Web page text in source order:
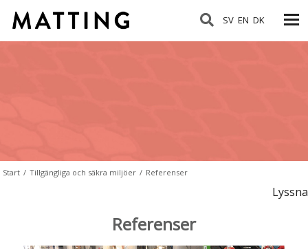
SV EN DK
Start / Tillgängliga och säkra miljöer / Referenser
Lyssna
Referenser